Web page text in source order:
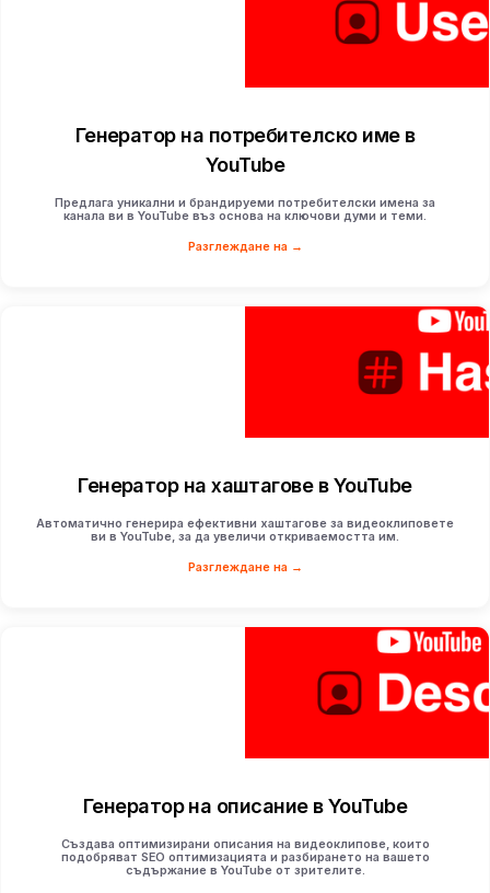
Генератор на потребителско име в
YouTube
Предлага уникални и брандируеми потребителски имена за
канала ви в YouTube въз основа на ключови думи и теми.
Разглеждане на →
Генератор на хаштагове в YouTube
Автоматично генерира ефективни хаштагове за видеоклиповете
ви в YouTube, за да увеличи откриваемостта им.
Разглеждане на →
Генератор на описание в YouTube
Създава оптимизирани описания на видеоклипове, които
подобряват SEO оптимизацията и разбирането на вашето
съдържание в YouTube от зрителите.